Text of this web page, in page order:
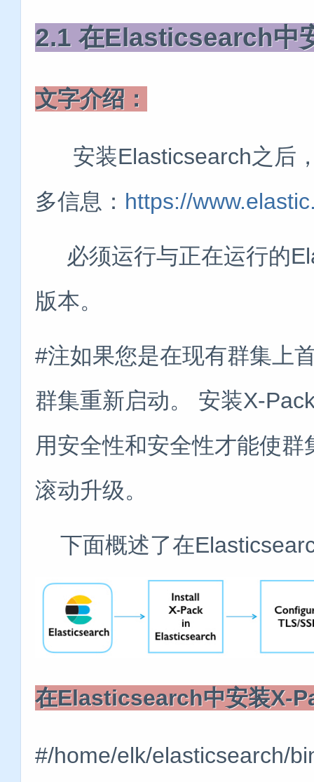
2.1 在Elasticsearch中
文字介绍：
安装Elasticsearch之后
多信息： https://
必须运行与正在运行的
版本。
#注如果您是在现有群集上
群集重新启动。 安装X-
用安全性和安全性才能使
滚动升级。
下面概述了在
在Elasticsearch中安装X-
#/home/elk/elasticsearch/